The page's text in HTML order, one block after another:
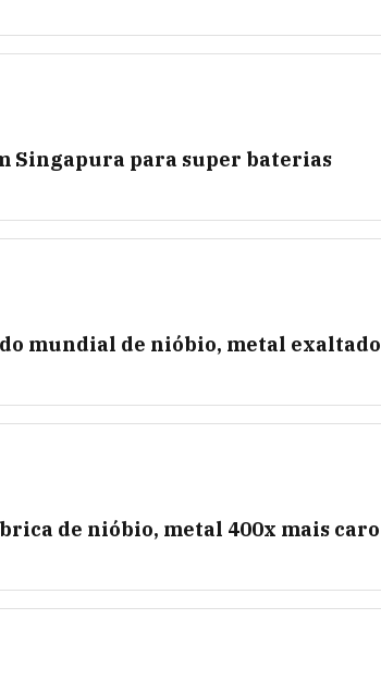
Singapura para super baterias
mundial de nióbio, metal exaltado
de nióbio, metal 400x mais caro